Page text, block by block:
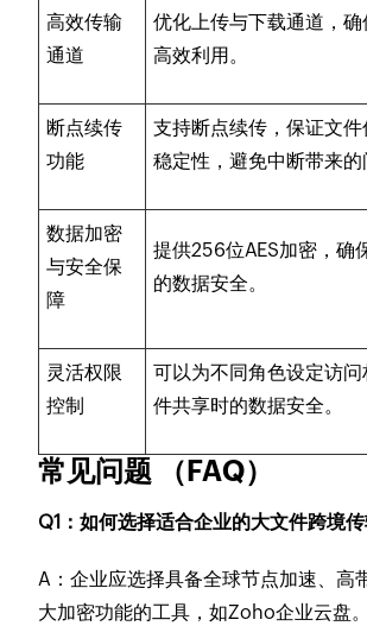
高效传输
通道
优化上传与下载通道，
高效利用。
断点续传
功能
支持断点续传，保证文
稳定性，避免中断带来的
数据加密
与安全保
障
提供256位AES加密，确
的数据安全。
灵活权限
控制
可以为不同角色设定访
件共享时的数据安全。
常见问题 （FAQ）
Q1：如何选择适合企业的大文件跨境
A：企业应选择具备全球节点加速、高
大加密功能的工具，如Zoho企业云盘